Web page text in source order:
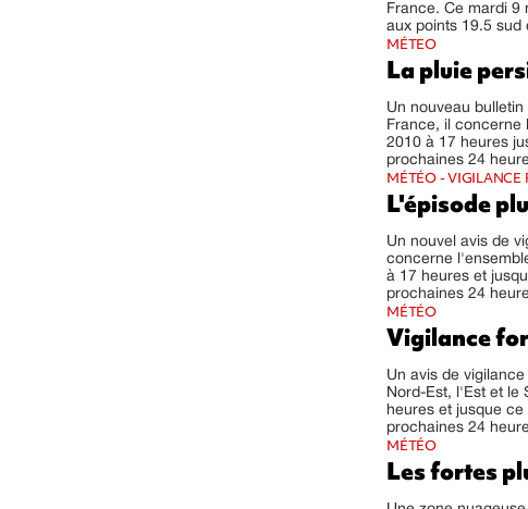
France. Ce mardi 9
aux points 19.5 sud
MÉTEO
La pluie
Un nouveau
France, il concerne
2010 à 17 heures
prochaines 24
MÉTÉO - VIGILANCE
L'épisode
Un nouvel avis de
concerne
à 17 heures et
prochaines 24
MÉTÉO
Vigilance
Un avis de
Nord-Est, l'Est et le
heures et jusque
prochaines 24
MÉTÉO
Les fortes